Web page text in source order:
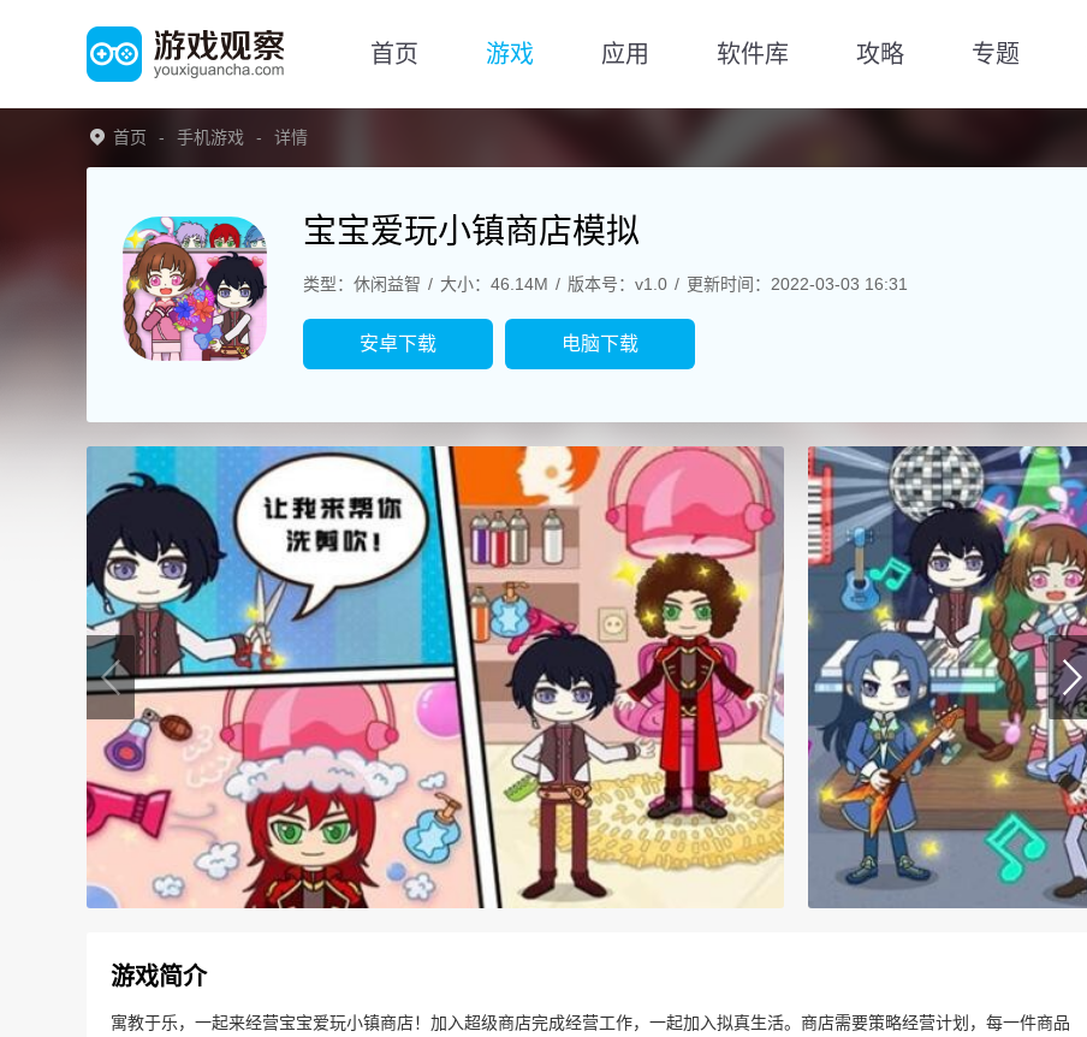
首页 游戏 应用 软件库 攻略 专题
首页 手机游戏 详情
宝宝爱玩小镇商店模拟
类型：休闲益智 大小：46.14M 版本号：v1.0 更新时间：2022-03-03 16:31
安卓下载 电脑下载
游戏简介
寓教于乐，一起来经营宝宝爱玩小镇商店！加入超级商店完成经营工作，一起加入拟真生活。商店需要策略经营计划，每一件商品